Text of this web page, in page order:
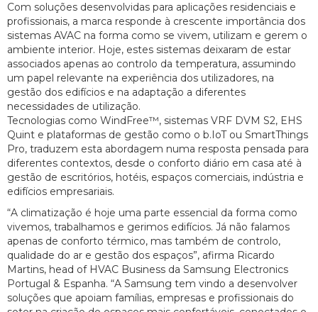
Com soluções desenvolvidas para aplicações residenciais e
profissionais, a marca responde à crescente importância dos
sistemas AVAC na forma como se vivem, utilizam e gerem o
ambiente interior. Hoje, estes sistemas deixaram de estar
associados apenas ao controlo da temperatura, assumindo
um papel relevante na experiência dos utilizadores, na
gestão dos edifícios e na adaptação a diferentes
necessidades de utilização.
Tecnologias como WindFree™, sistemas VRF DVM S2, EHS
Quint e plataformas de gestão como o b.IoT ou SmartThings
Pro, traduzem esta abordagem numa resposta pensada para
diferentes contextos, desde o conforto diário em casa até à
gestão de escritórios, hotéis, espaços comerciais, indústria e
edifícios empresariais.
“A climatização é hoje uma parte essencial da forma como
vivemos, trabalhamos e gerimos edifícios. Já não falamos
apenas de conforto térmico, mas também de controlo,
qualidade do ar e gestão dos espaços”, afirma Ricardo
Martins, head of HVAC Business da Samsung Electronics
Portugal & Espanha. “A Samsung tem vindo a desenvolver
soluções que apoiam famílias, empresas e profissionais do